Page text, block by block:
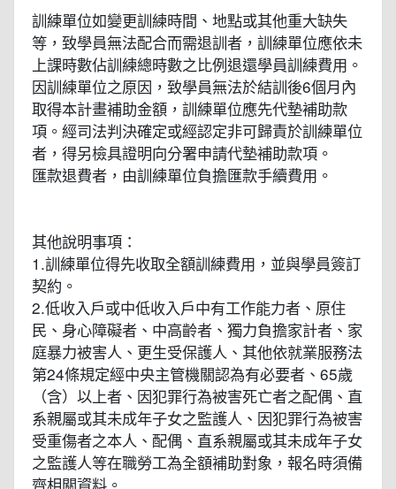
訓練單位如變更訓練時間、地點或其他重大缺失
等，致學員無法配合而需退訓者，訓練單位應依未
上課時數佔訓練總時數之比例退還學員訓練費用。
因訓練單位之原因，致學員無法於結訓後6個月內
取得本計畫補助金額，訓練單位應先代墊補助款
項。經司法判決確定或經認定非可歸責於訓練單位
者，得另檢具證明向分署申請代墊補助款項。
匯款退費者，由訓練單位負擔匯款手續費用。
其他說明事項：
1.訓練單位得先收取全額訓練費用，並與學員簽訂
契約。
2.低收入戶或中低收入戶中有工作能力者、原住
民、身心障礙者、中高齡者、獨力負擔家計者、家
庭暴力被害人、更生受保護人、其他依就業服務法
第24條規定經中央主管機關認為有必要者、65歲
（含）以上者、因犯罪行為被害死亡者之配偶、直
系親屬或其未成年子女之監護人、因犯罪行為被害
受重傷者之本人、配偶、直系親屬或其未成年子女
之監護人等在職勞工為全額補助對象，報名時須備
齊相關資料。